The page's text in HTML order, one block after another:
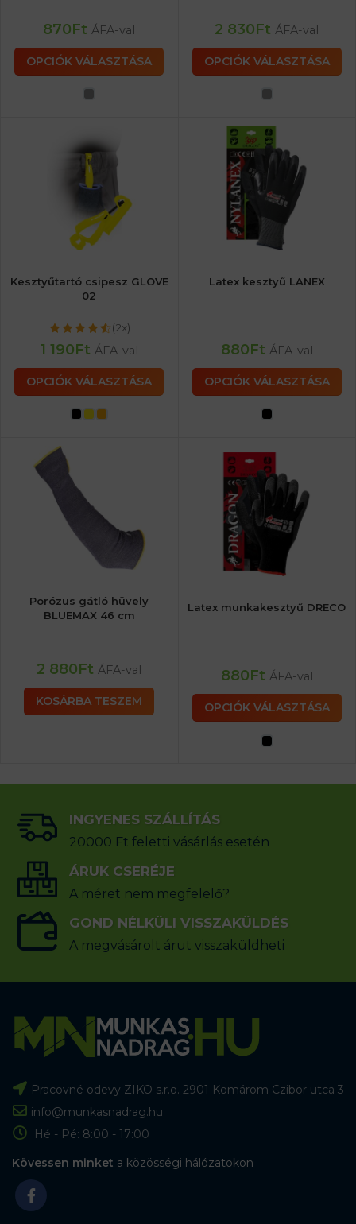
870Ft ÁFA-val
OPCIÓK VÁLASZTÁSA
2 830Ft ÁFA-val
OPCIÓK VÁLASZTÁSA
Kesztyűtartó csipesz GLOVE
02
(2x)
1 190Ft ÁFA-val
OPCIÓK VÁLASZTÁSA
Latex kesztyű LANEX
880Ft ÁFA-val
OPCIÓK VÁLASZTÁSA
Porózus gátló hüvely
BLUEMAX 46 cm
2 880Ft ÁFA-val
KOSÁRBA TESZEM
Latex munkakesztyű DRECO
880Ft ÁFA-val
OPCIÓK VÁLASZTÁSA
INGYENES SZÁLLÍTÁS
20000 Ft feletti vásárlás esetén
ÁRUK CSERÉJE
A méret nem megfelelő?
GOND NÉLKÜLI VISSZAKÜLDÉS
A megvásárolt árut visszaküldheti
Pracovné odevy ZIKO s.r.o. 2901 Komárom Czibor utca 3
info@munkasnadrag.hu
Hé - Pé: 8:00 - 17:00
Kövessen minket a közösségi hálózatokon